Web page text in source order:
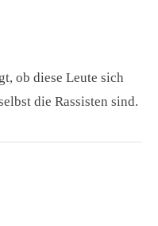
ob diese Leute sich
die Rassisten sind.